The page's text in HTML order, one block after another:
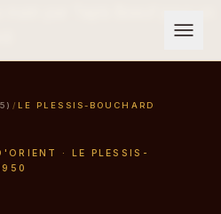
/ LE PLESSIS-BOUCHARD
· LE PLESSIS-